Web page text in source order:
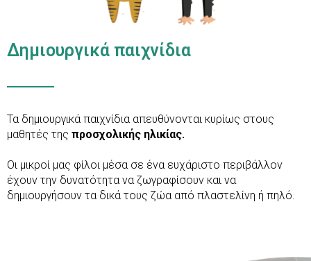
Δημιουργικά παιχνίδια
Τα δημιουργικά παιχνίδια απευθύνονται κυρίως στους
μαθητές της προσχολικής ηλικίας.
Οι μικροί μας φίλοι μέσα σε ένα ευχάριστο περιβάλλον
έχουν την δυνατότητα να ζωγραφίσουν και να
δημιουργήσουν τα δικά τους ζώα από πλαστελίνη ή πηλό.